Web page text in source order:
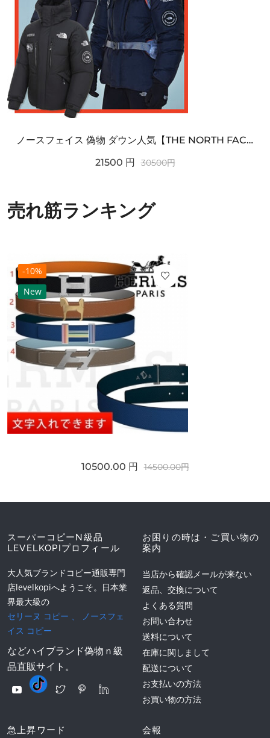
ノースフェイス 偽物 ダウン人気【THE NORTH FACE】M'S 7 SUMMIT HIM...
21500 円 30500円
売れ筋ランキング
-10%
New
10500.00 円 14500.00円
スーパーコピーN級品
LEVELKOPIプロフィール
大人気ブランドコピー通販専門
店levelkopiへようこそ。日本業
界最大級の
セリーヌ コピー 、
ノースフェ
イス コピー
などハイブランド偽物ｎ級
品直販サイト。
お困りの時は・ご買い物の
案内
当店から確認メールが来ない
返品、交換について
よくある質問
お問い合わせ
送料について
在庫に関しまして
配送について
お支払いの方法
お買い物の方法
急上昇ワード 会報